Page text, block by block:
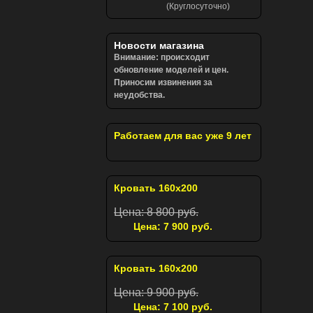
(Круглосуточно)
Новости магазина
Внимание: происходит
обновление моделей и цен.
Приносим извинения за
неудобства.
Работаем для вас уже 9 лет
Кровать 160х200
Цена: 8 800 руб.
Цена: 7 900 руб.
Кровать 160х200
Цена: 9 900 руб.
Цена: 7 100 руб.